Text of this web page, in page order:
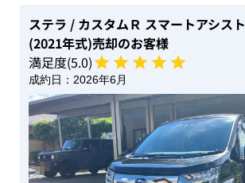
ステラ / カスタムＲ スマートアシスト
(2021年式)売却のお客様
満足度(5.0)
成約日： 2026年6月